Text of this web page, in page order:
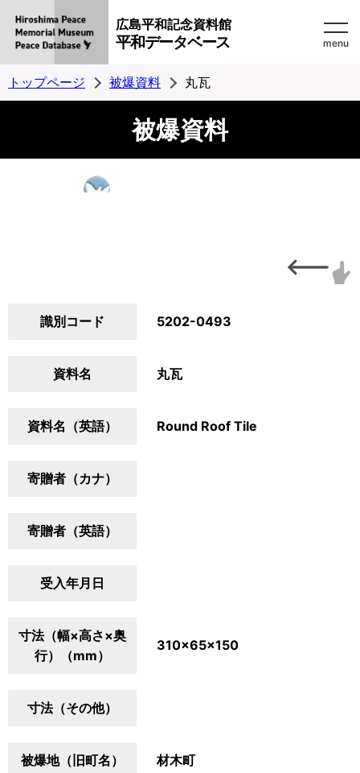
広島平和記念資料館
平和データベース menu
トップページ 被爆資料 丸瓦
被爆資料
識別コード 5202-0493
資料名 丸瓦
資料名（英語） Round Roof Tile
寄贈者（カナ）
寄贈者（英語）
受入年月日
寸法（幅×高さ×奥
行）（mm）
310×65×150
寸法（その他）
被爆地（旧町名） 材木町